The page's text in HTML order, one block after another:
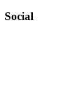
Social